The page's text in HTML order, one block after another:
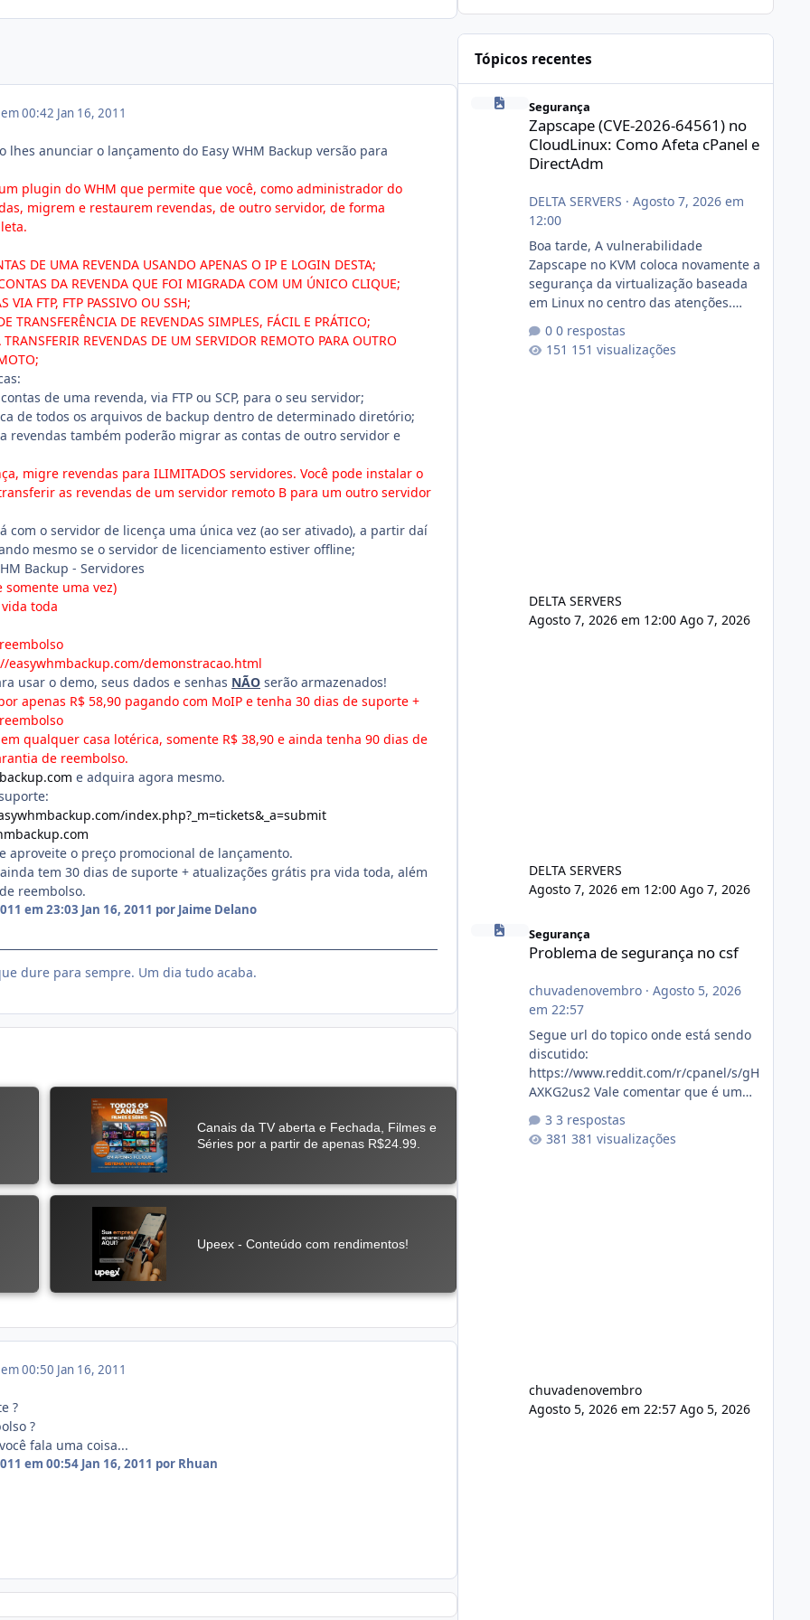
00:42 Jan 16, 2011
lhes anunciar o lançamento do Easy WHM Backup versão para
plugin do WHM que permite que você, como administrador do
migrem e restaurem revendas, de outro servidor, de forma
DE UMA REVENDA USANDO APENAS O IP E LOGIN DESTA;
DA REVENDA QUE FOI MIGRADA COM UM ÚNICO CLIQUE;
VIA FTP, FTP PASSIVO OU SSH;
TRANSFERÊNCIA DE REVENDAS SIMPLES, FÁCIL E PRÁTICO;
REVENDAS DE UM SERVIDOR REMOTO PARA OUTRO
de uma revenda, via FTP ou SCP, para o seu servidor;
de todos os arquivos de backup dentro de determinado diretório;
revendas também poderão migrar as contas de outro servidor e
migre revendas para ILIMITADOS servidores. Você pode instalar o
as revendas de um servidor remoto B para um outro servidor
com o servidor de licença uma única vez (ao ser ativado), a partir daí
mesmo se o servidor de licenciamento estiver offline;
Backup - Servidores
somente uma vez)
toda
easywhmbackup.com/demonstracao.html
usar o demo, seus dados e senhas NÃO serão armazenados!
apenas R$ 58,90 pagando com MoIP e tenha 30 dias de suporte +
qualquer casa lotérica, somente R$ 38,90 e ainda tenha 90 dias de
de reembolso.
e adquira agora mesmo.
index.php?_m=tickets&_a=submit
aproveite o preço promocional de lançamento.
tem 30 dias de suporte + atualizações grátis pra vida toda, além
reembolso.
em 23:03 Jan 16, 2011 por Jaime Delano
dure para sempre. Um dia tudo acaba.
00:50 Jan 16, 2011
?
?
fala uma coisa...
em 00:54 Jan 16, 2011 por Rhuan
Tópicos recentes
Zapscape (CVE-2026-64561) no CloudLinux: Como Afeta
Segurança
Zapscape (CVE-2026-64561) no
CloudLinux: Como Afeta cPanel e
DirectAdm
DELTA SERVERS · Agosto 7, 2026 em
12:00
Boa tarde, A vulnerabilidade
Zapscape no KVM coloca novamente a
segurança da virtualização baseada
em Linux no centro das atenções.
ents/dlrxjx23zz5f Criamos uma breve
explicação:
0 respostas
151 visualizações
DELTA SERVERS
Agosto 7, 2026 em 12:00 Ago 7, 2026
DELTA SERVERS
Agosto 7, 2026 em 12:00 Ago 7, 2026
Problema de segurança no csf
Segurança
Problema de segurança no csf
chuvadenovembro· Agosto 5, 2026
em 22:57
Segue url do topico onde está sendo
discutido:
https://www.reddit.com/r/cpanel/s/gH
AXKG2us2 Vale comentar que é um
pegada no da.
3 respostas
381 visualizações
chuvadenovembro
Agosto 5, 2026 em 22:57 Ago 5, 2026